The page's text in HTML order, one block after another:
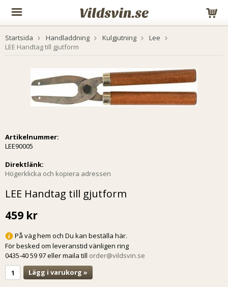
Startsida Handladdning Kulgjutning
Lee
LEE Handtag till gjutform
Artikelnummer:
LEE90005
Direktlänk:
Högerklicka och kopiera adressen
LEE Handtag till gjutform
459 kr
På väg hem och Du kan beställa här.
För besked om leveranstid vänligen ring
0435-40 59 97 eller maila till order@vildsvin.se
Lägg i varukorg »